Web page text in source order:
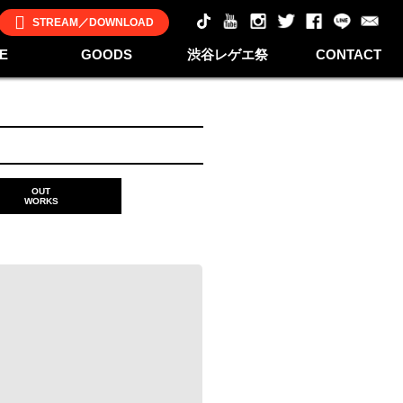
STREAM／DOWNLOAD
GOODS 渋谷レゲエ祭 CONTACT
OUT
WORKS